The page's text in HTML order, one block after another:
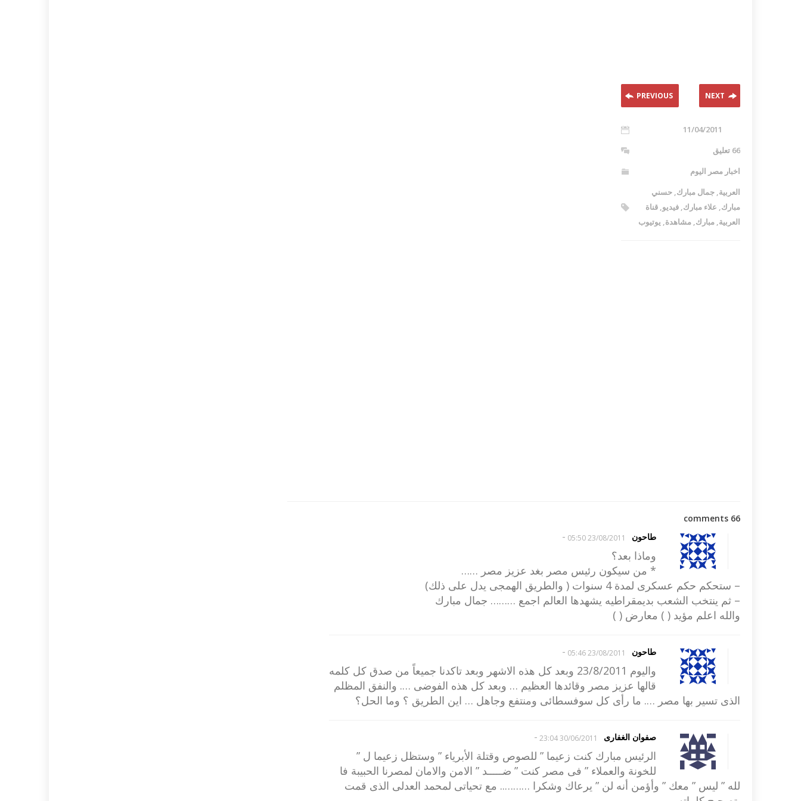
PREVIOUS NEXT
11/04/2011
66 تعليق
اخبار مصر اليوم
العربية, جمال مبارك, حسني
مبارك, علاء مبارك, فيديو, قناة
العربية, مبارك, مشاهدة, يوتيوب
66 comments
طاحون
23/08/2011 05:50
-
وماذا بعد؟
* من سيكون رئيس مصر بغد عزيز مصر ……
– ستحكم حكم عسكرى لمدة 4 سنوات ( والطريق الهمجى يدل على ذلك)
– ثم ينتخب الشعب بديمقراطيه يشهدها العالم اجمع ……… جمال مبارك
والله اعلم مؤيد ( ) معارض ( )
طاحون 23/08/2011 05:46
-
واليوم 23/8/2011 وبعد كل هذه الاشهر وبعد تاكدنا جميعاً من صدق كل كلمه
قالها عزيز مصر وقائدها العظيم … وبعد كل هذه الفوضى …. والنفق المظلم
الذى تسير بها مصر …. ما رأى كل سوفسطائى ومنتفع وجاهل … اين الطريق ؟ وما الحل؟
صفوان الغفارى 30/06/2011 23:04
-
الرئيس مبارك كنت زعيما ” للصوص وقتلة الأبرياء ” وستظل زعيما ل ”
للخونة والعملاء ” فى مصر كنت ” ضـــــد ” الامن والامان لمصرنا الحبيبة فا
لله ” ليس ” معك ” وأؤمن أنه لن ” يرعاك وشكرا ……….. مع تحياتى لمحمد العدلى الذى قمت